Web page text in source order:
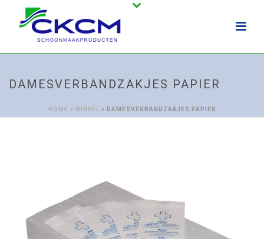
DAMESVERBANDZAKJES PAPIER
HOME » WINKEL » DAMESVERBANDZAKJES PAPIER